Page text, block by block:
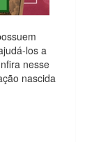
los a
nesse
nascida